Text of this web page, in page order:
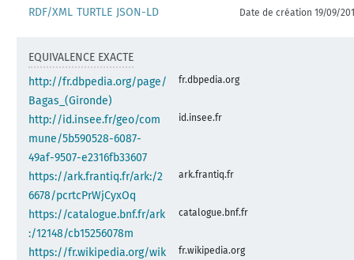
RDF/XML TURTLE JSON-LD Date de création 19/09/
EQUIVALENCE EXACTE
http://fr.dbpedia.org/page/
Bagas_(Gironde)
fr.dbpedia.org
http://id.insee.fr/geo/com
mune/5b590528-6087-
49af-9507-e2316fb33607
id.insee.fr
https://ark.frantiq.fr/ark:/2
6678/pcrtcPrWjCyxOq
ark.frantiq.fr
https://catalogue.bnf.fr/ark
:/12148/cb15256078m
catalogue.bnf.fr
https://fr.wikipedia.org/wik
fr.wikipedia.org